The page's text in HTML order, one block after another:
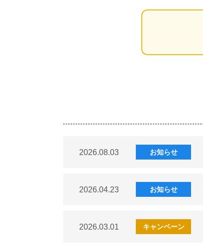
2026.08.03 お知らせ
2026.04.23 お知らせ
2026.03.01 キャンペーン